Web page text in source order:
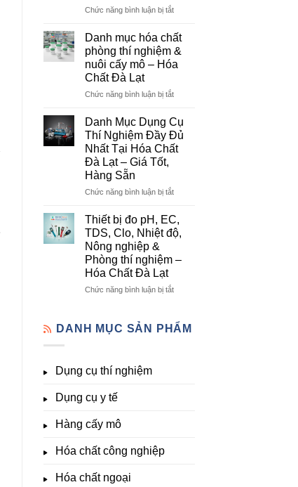
Thiết
Bị
Thí
Tín
Đà
Lạt
Chức năng bình luận bị tắtở
mục
chất
nông
tại
Lạt
–
Hóa
Chất
đầy
lượng,
trung
đa
sinh
trưởng
Danh mục hóa chất
phòng thí nghiệm &
nuôi cấy mô – Hóa
Chất Đà Lạt
Chức năng bình luận bị tắtở
mục
hóa
chất
phòng
&
mô
–
Chất
Danh Mục Dụng Cụ
Thí Nghiệm Đầy Đủ
Nhất Tại Hóa Chất
Đà Lạt – Giá Tốt,
Hàng Sẵn
Chức năng bình luận bị tắtở
Mục
Dụng
Cụ
Nghiệm
Đủ
Hóa
Chất
Thiết bị đo pH, EC,
TDS, Clo, Nhiệt độ,
Nông nghiệp &
Phòng thí nghiệm –
Hóa Chất Đà Lạt
Chức năng bình luận bị tắtở
đo
DANH MỤC SẢN PHẨM
Dụng cụ thí nghiệm
Dụng cụ y tế
Hàng cấy mô
Hóa chất công nghiệp
Hóa chất ngoại